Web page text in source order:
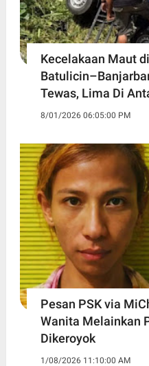
Kecelakaan Maut
Tewas, Lima Di
8/01/2026 06:05:00 PM
Pesan PSK via
Wanita Melainkan
Dikeroyok
1/08/2026 11:10:00 AM